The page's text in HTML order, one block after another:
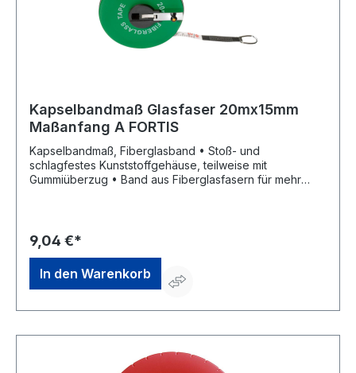
Kapselbandmaß Glasfaser 20mx15mm
Maßanfang A FORTIS
Kapselbandmaß, Fiberglasband • Stoß- und
schlagfestes Kunststoffgehäuse, teilweise mit
Gummiüberzug • Band aus Fiberglasfasern für mehr
EG-Genauigkeitsklasse II
9,04 €*
In den Warenkorb